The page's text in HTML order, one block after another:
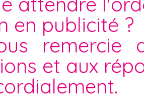
en publicité ?
remercie
et aux